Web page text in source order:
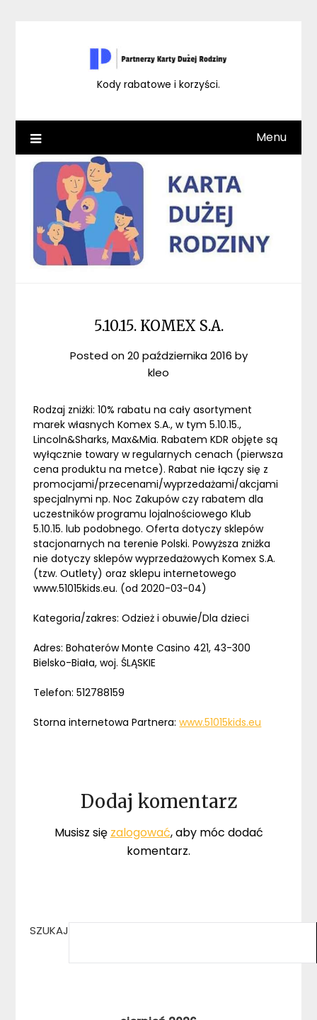
Kody rabatowe i korzyści.
Menu
5.10.15. KOMEX S.A.
Posted on20 października 2016 by
kleo
Rodzaj zniżki: 10% rabatu na cały asortyment
marek własnych Komex S.A., w tym 5.10.15.,
Lincoln&Sharks, Max&Mia. Rabatem KDR objęte są
wyłącznie towary w regularnych cenach (pierwsza
cena produktu na metce). Rabat nie łączy się z
promocjami/przecenami/wyprzedażami/akcjami
specjalnymi np. Noc Zakupów czy rabatem dla
uczestników programu lojalnościowego Klub
5.10.15. lub podobnego. Oferta dotyczy sklepów
stacjonarnych na terenie Polski. Powyższa zniżka
nie dotyczy sklepów wyprzedażowych Komex S.A.
(tzw. Outlety) oraz sklepu internetowego
www.51015kids.eu. (od 2020-03-04)
Kategoria/zakres: Odzież i obuwie/Dla dzieci
Adres: Bohaterów Monte Casino 421, 43-300
Bielsko-Biała, woj. ŚLĄSKIE
Telefon: 512788159
Storna internetowa Partnera:www.51015kids.eu
Dodaj komentarz
Musisz się zalogować, aby móc dodać
komentarz.
SZUKAJ